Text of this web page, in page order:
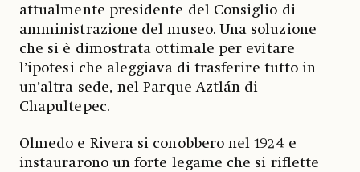
attualmente presidente del Consiglio di
amministrazione del museo. Una soluzione
che si è dimostrata ottimale per evitare
l’ipotesi che aleggiava di trasferire tutto in
un’altra sede, nel Parque Aztlán di
Chapultepec.
Olmedo e Rivera si conobbero nel 1924 e
instaurarono un forte legame che si riflette